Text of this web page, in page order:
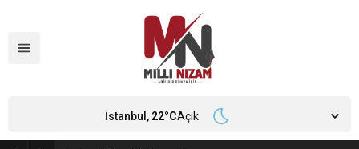
İstanbul, 22°CAçık